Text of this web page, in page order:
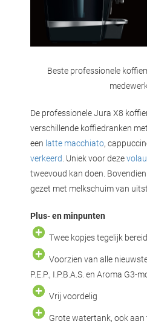
Beste professionele
De professionele Jura X8
verschillende koffiedranken
een latte macchiato,
verkeerd . Uniek voor deze
tweevoud kan doen.
gezet met melkschuim van
Plus- en minpunten
Twee kopjes tegelijk
Voorzien van alle
P.E.P., I.P.B.A.S. en Aroma G3-
Vrij voordelig
Grote watertank, ook aan